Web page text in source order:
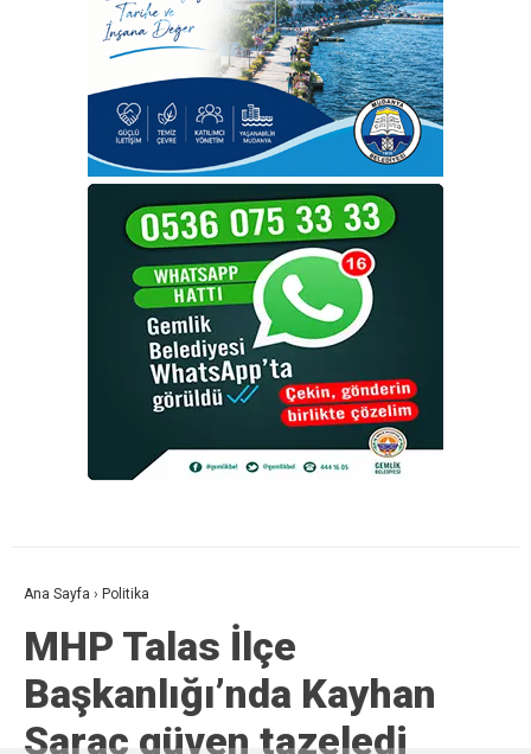
Ana Sayfa › Politika
MHP Talas İlçe
Başkanlığı’nda Kayhan
Saraç güven tazeledi